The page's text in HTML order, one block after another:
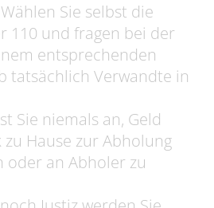
Sie selbst die
110 und fragen bei der
entsprechenden
tatsächlich Verwandte in
Sie niemals an, Geld
Hause zur Abholung
oder an Abholer zu